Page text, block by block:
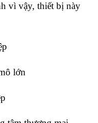
vì vậy, thiết bị này
lớn